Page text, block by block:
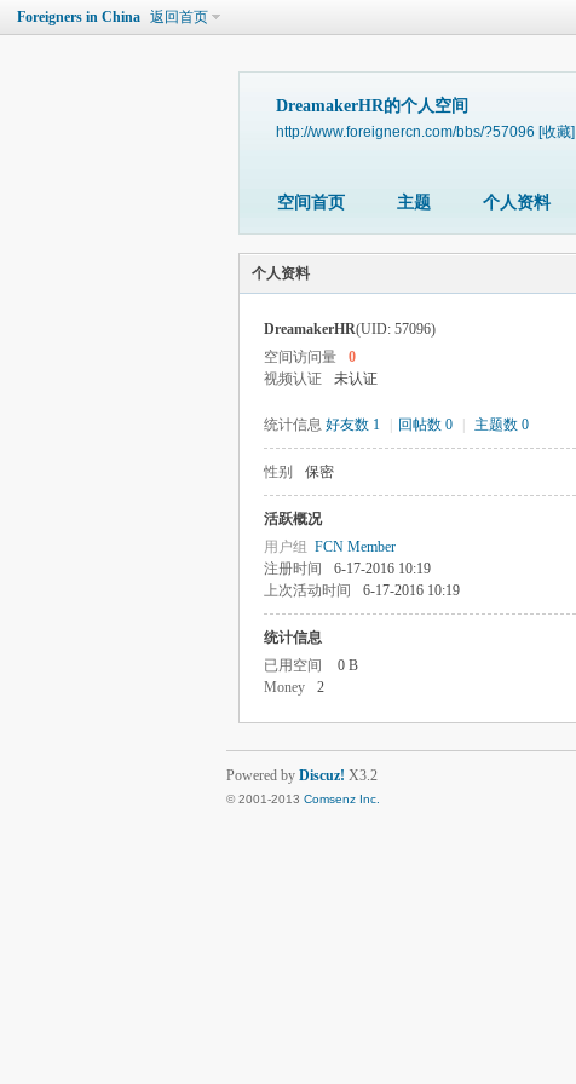
Foreigners in China 返回首页
DreamakerHR的个人空间
http://www.foreignercn.com/bbs/?57096 [收藏]
空间首页 主题 个人资料
个人资料
DreamakerHR(UID: 57096)
空间访问量
0
视频认证
未认证
统计信息 好友数 1 回帖数 0 主题数 0
性别 保密
活跃概况
用户组 FCN Member
注册时间
6-17-2016 10:19
上次活动时间
6-17-2016 10:19
统计信息
已用空间
0 B
Money
2
Powered by Discuz! X3.2
© 2001-2013 Comsenz Inc.